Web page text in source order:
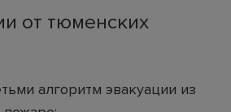
от тюменских
алгоритм эвакуации из